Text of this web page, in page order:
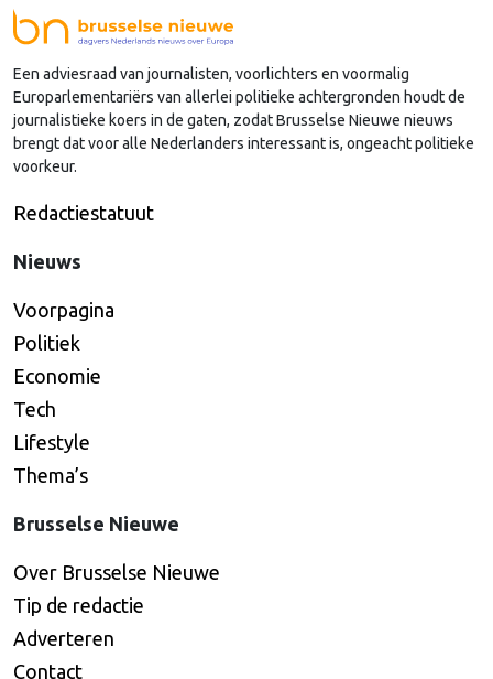
Zaken, en hoe kan je daar als Kamerlid werk van
maken? Onze columnist Mendeltje van Keulen
(cartoon) schreef er een handboek over, dat deze
week wordt gepresenteerd in Den Haag.
Een adviesraad van journalisten, voorlichters en voormalig
Europarlementariërs van allerlei politieke achtergronden houdt de
journalistieke koers in de gaten, zodat Brusselse Nieuwe nieuws
brengt dat voor alle Nederlanders interessant is, ongeacht politieke
voorkeur.
Redactiestatuut
Nieuws
Voorpagina
Politiek
Economie
Tech
Lifestyle
Thema’s
Brusselse Nieuwe
Over Brusselse Nieuwe
Tip de redactie
Adverteren
Contact